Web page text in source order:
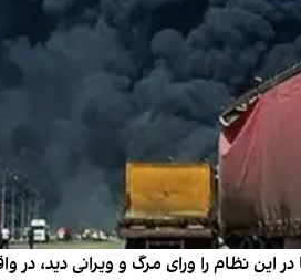
این نظام را ورای مرگ و ویرانی دید،